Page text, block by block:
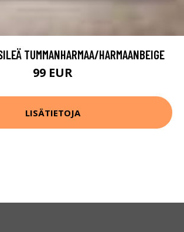
TUMMANHARMAA/HARMAANBEIGE
99 EUR
LISÄTIETOJA